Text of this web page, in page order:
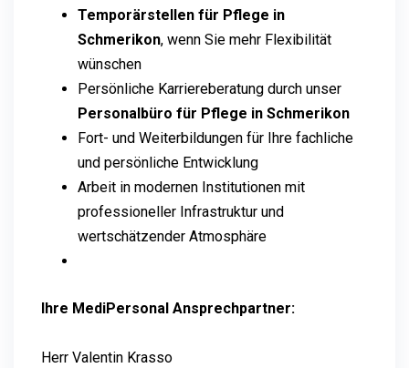
Temporärstellen für Pflege in
Schmerikon, wenn Sie mehr Flexibilität
wünschen
Persönliche Karriereberatung durch unser
Personalbüro für Pflege in Schmerikon
Fort- und Weiterbildungen für Ihre fachliche
und persönliche Entwicklung
Arbeit in modernen Institutionen mit
professioneller Infrastruktur und
wertschätzender Atmosphäre
Ihre MediPersonal Ansprechpartner:
Herr Valentin Krasso